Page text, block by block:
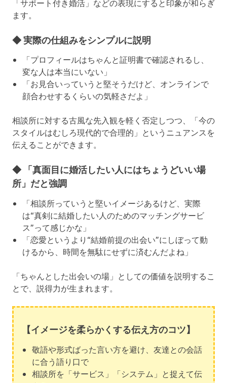
「サポート付き婚活」などの表現にすると印象が和らぎ
ます。
◆ 実際の仕組みをシンプルに説明
「プロフィールはちゃんと証明書で確認されるし、
変な人は本当にいない」
「お見合いっていうと堅そうだけど、オンラインで
顔合わせするくらいの気軽さだよ」
相談所に対する古風な先入観を軽く否定しつつ、「今の
スタイルはむしろ現代的で合理的」というニュアンスを
伝えることができます。
◆ 「真面目に婚活したい人にはちょうどいい場
所」だと強調
「相談所っていうと堅いイメージあるけど、実際
は“真剣に結婚したい人のためのマッチングサービ
ス”って感じかな」
「恋愛というより“結婚前提の出会い”にしぼって動
けるから、時間を無駄にせずに済むんだよね」
「ちゃんとした出会いの場」としての価値を説明するこ
とで、説得力が生まれます。
【イメージを柔らかくする伝え方のコツ】
敬語や形式ばった言い方を避け、友達との会話
に合う語り口で
相談所を「サービス」「システム」と捉えて伝